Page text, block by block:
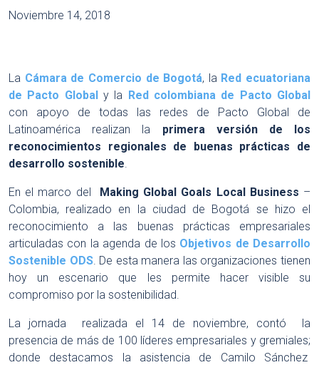
Noviembre 14, 2018
La Cámara de Comercio de Bogotá, la Red ecuatoriana
de Pacto Globaly la Red colombiana de Pacto Global
con apoyo de todas las redes de Pacto Global de
Latinoamérica realizan la primera versión de los
reconocimientos regionales de buenas prácticas de
desarrollo sostenible.
En el marco del Making Global Goals Local Business –
Colombia, realizado en la ciudad de Bogotá se hizo el
reconocimiento a las buenas prácticas empresariales
articuladas con la agenda de los Objetivos de Desarrollo
Sostenible ODS. De esta manera las organizaciones tienen
hoy un escenario que les permite hacer visible su
compromiso por la sostenibilidad.
La jornada realizada el 14 de noviembre, contó la
presencia de más de 100 líderes empresariales y gremiales;
donde destacamos la asistencia de Camilo Sánchez